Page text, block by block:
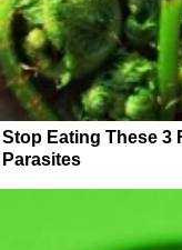
Stop Eating These 3
Parasites